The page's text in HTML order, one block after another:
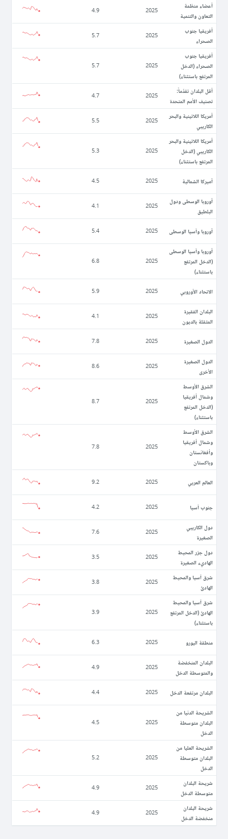
أعضاء منظمة
التعاون والتنمية
2025
4.9
أفريقيا جنوب
الصحراء
2025
5.7
أفريقيا جنوب
الصحراء (الدخل
المرتفع باستثناء)
2025
5.7
أقل البلدان تقدّماً:
تصنيف الأمم المتحدة
2025
4.7
أمريكا اللاتينية والبحر
الكاريبي
2025
5.5
أمريكا اللاتينية والبحر
الكاريبي (الدخل
المرتفع باستثناء)
2025
5.3
أميركا الشمالية 2025
4.5
أوروبا الوسطى ودول
البلطيق
2025
4.1
أوروبا وآسيا الوسطى 2025
5.4
أوروبا وآسيا الوسطى
(الدخل المرتفع
باستثناء)
2025
6.8
الاتحاد الأوروبي 2025
5.9
البلدان الفقيرة
المثقلة بالديون
2025
4.1
الدول الصغيرة 2025
7.8
الدول الصغيرة
الأخرى
2025
8.6
الشرق الأوسط
وشمال أفريقيا
(الدخل المرتفع
باستثناء)
2025
8.7
الشرق الأوسط
وشمال أفريقيا
وأفغانستان
وباكستان
2025
7.8
العالم العربي 2025
9.2
جنوب آسيا 2025
4.2
دول الكاريبي
الصغيرة
2025
7.6
دول جزر المحيط
الهاديء الصغيرة
2025
3.5
شرق آسيا والمحيط
الهادئ
2025
3.8
شرق آسيا والمحيط
الهادئ (الدخل المرتفع
باستثناء)
2025
3.9
منطقة اليورو 2025
6.3
البلدان المنخفضة
والمتوسطة الدخل
2025
4.9
البلدان مرتفعة الدخل 2025
4.4
الشريحة الدنيا من
البلدان متوسطة
الدخل
2025
4.5
الشريحة العليا من
البلدان متوسطة
الدخل
2025
5.2
شريحة البلدان
متوسطة الدخل
2025
4.9
شريحة البلدان
منخفضة الدخل
2025
4.9